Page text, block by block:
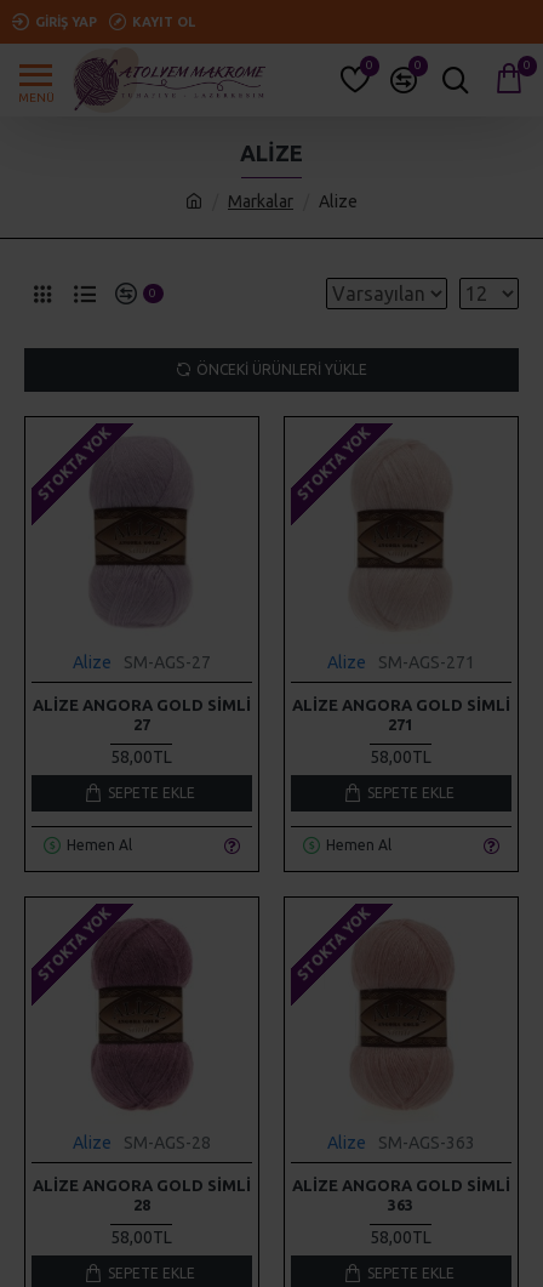
GIRIŞ YAP KAYIT OL
0 0 0
Markalar Alize
ALIZE
0
ÖNCEKI ÜRÜNLERI YÜKLE
STOKTA YOK
Alize SM-AGS-27
ALIZE ANGORA GOLD SIMLI
27
58,00TL
SEPETE EKLE
Hemen Al
STOKTA YOK
Alize SM-AGS-271
ALIZE ANGORA GOLD SIMLI
271
58,00TL
SEPETE EKLE
Hemen Al
STOKTA YOK
Alize SM-AGS-28
ALIZE ANGORA GOLD SIMLI
28
58,00TL
SEPETE EKLE
STOKTA YOK
Alize SM-AGS-363
ALIZE ANGORA GOLD SIMLI
363
58,00TL
SEPETE EKLE